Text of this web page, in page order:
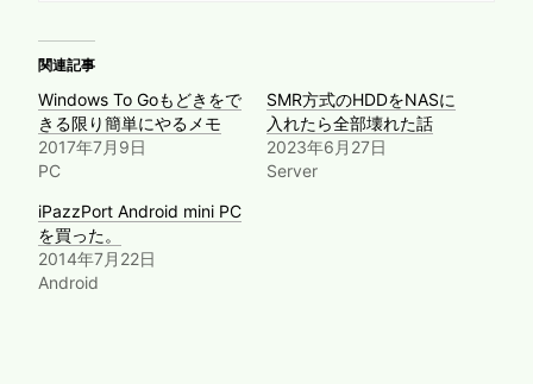
関連記事
Windows To Goもどきをで
きる限り簡単にやるメモ
2017年7月9日
PC
SMR方式のHDDをNASに
入れたら全部壊れた話
2023年6月27日
Server
iPazzPort Android mini PC
を買った。
2014年7月22日
Android